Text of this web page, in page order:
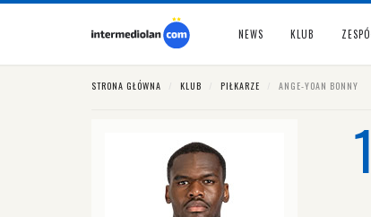
NEWS KLUB
STRONA GŁÓWNA KLUB PIŁKARZE ANGE-YOAN BONNY